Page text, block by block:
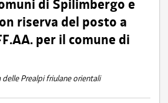
di Spilimbergo e
riserva del posto a
per il comune di
Prealpi friulane orientali